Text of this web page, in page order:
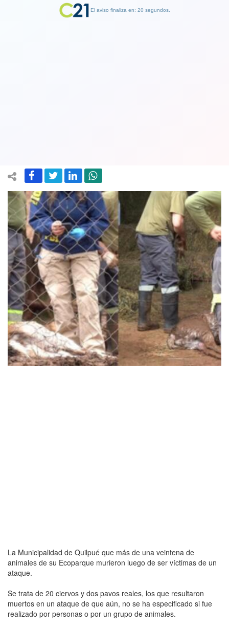
La Municipalidad de Quilpué que más de una veintena de
animales de su Ecoparque murieron luego de ser víctimas de un
ataque.
Se trata de 20 ciervos y dos pavos reales, los que resultaron
muertos en un ataque de que aún, no se ha especificado si fue
realizado por personas o por un grupo de animales.
El aviso finaliza en: 19 segundos.